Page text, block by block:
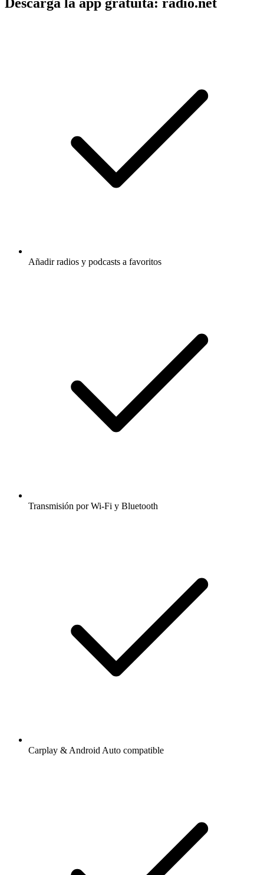
Añadir radios y podcasts a favoritos
Transmisión por Wi-Fi y Bluetooth
Carplay & Android Auto compatible